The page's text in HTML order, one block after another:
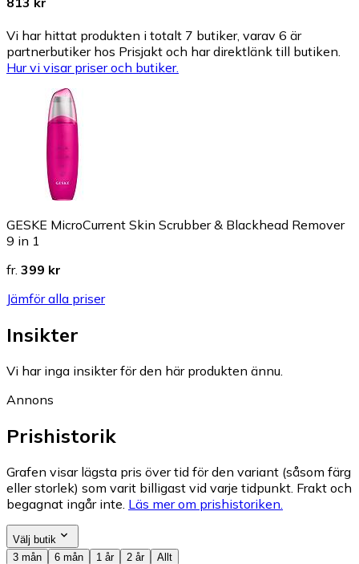
Vi har hittat produkten i totalt 7 butiker, varav 6 är
partnerbutiker hos Prisjakt och har direktlänk till butiken.
Hur vi visar priser och butiker.
GESKE MicroCurrent Skin Scrubber & Blackhead Remover
9 in 1
fr. 399 kr
Jämför alla priser
Insikter
Vi har inga insikter för den här produkten ännu.
Annons
Prishistorik
Grafen visar lägsta pris över tid för den variant (såsom färg
eller storlek) som varit billigast vid varje tidpunkt. Frakt och
begagnat ingår inte. Läs mer om prishistoriken.
Välj butik
3 mån
6 mån 1 år 2 år Allt